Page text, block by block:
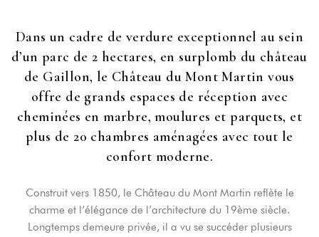
Dans un cadre de verdure exceptionnel au sein
d’un parc de 2 hectares, en surplomb du château
de Gaillon, le Château du Mont Martin vous
offre de grands espaces de réception avec
cheminées en marbre, moulures et parquets, et
plus de 20 chambres aménagées avec tout le
confort moderne.
Construit vers 1850, le Château du Mont Martin reflète le
charme et l’élégance de l’architecture du 19ème siècle.
Longtemps demeure privée, il a vu se succéder plusieurs